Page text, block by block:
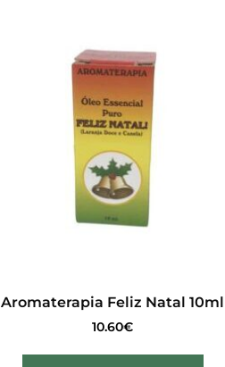
Aromaterapia Feliz Natal 10ml
10.60€